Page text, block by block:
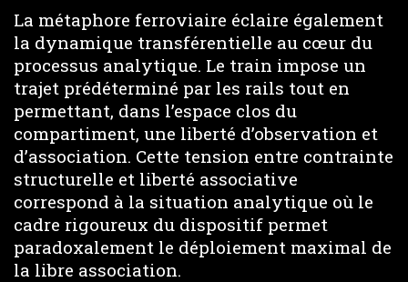
La métaphore ferroviaire éclaire également
la dynamique transférentielle au cœur du
processus analytique. Le train impose un
trajet prédéterminé par les rails tout en
permettant, dans l’espace clos du
compartiment, une liberté d’observation et
d’association. Cette tension entre contrainte
structurelle et liberté associative
correspond à la situation analytique où le
cadre rigoureux du dispositif permet
paradoxalement le déploiement maximal de
la libre association.